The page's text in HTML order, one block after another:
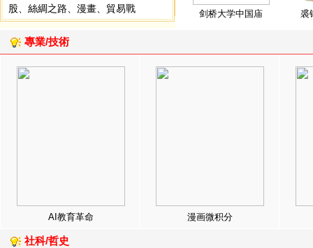
股
絲綢之路 漫畫 貿易戰 剑桥大学中国庙 裘
專業/技術
AI教育革命 漫画微积分
社科/哲史